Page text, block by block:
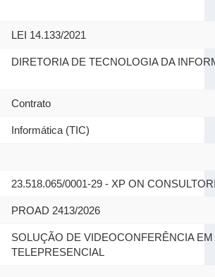
LEI 14.133/2021
DIRETORIA DE TECNOLOGIA DA
Contrato
Informática (TIC)
23.518.065/0001-29 - XP ON
PROAD 2413/2026
SOLUÇÃO DE VIDEOCONFERÊNCIA
TELEPRESENCIAL